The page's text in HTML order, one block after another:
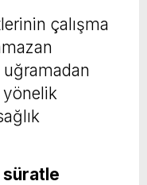
çalışma
uğramadan
süratle